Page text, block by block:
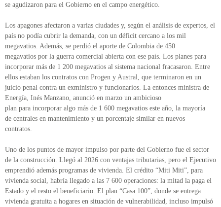
se agudizaron para el Gobierno en el campo energético.
Los apagones afectaron a varias ciudades y, según el análisis de expertos, el
país no podía cubrir la demanda, con un déficit cercano a los mil
megavatios. Además, se perdió el aporte de Colombia de 450
megavatios por la guerra comercial abierta con ese país. Los planes para
incorporar más de 1 200 megavatios al sistema nacional fracasaron. Entre
ellos estaban los contratos con Progen y Austral, que terminaron en un
juicio penal contra un exministro y funcionarios. La entonces ministra de
Energía, Inés Manzano, anunció en marzo un ambicioso
plan para incorporar algo más de 1 600 megavatios este año, la mayoría
de centrales en mantenimiento y un porcentaje similar en nuevos
contratos.
Uno de los puntos de mayor impulso por parte del Gobierno fue el sector
de la construcción. Llegó al 2026 con ventajas tributarias, pero el Ejecutivo
emprendió además programas de vivienda. El crédito “Miti Miti”, para
vivienda social, habría llegado a las 7 600 operaciones: la mitad la paga el
Estado y el resto el beneficiario. El plan “Casa 100”, donde se entrega
vivienda gratuita a hogares en situación de vulnerabilidad, incluso impulsó